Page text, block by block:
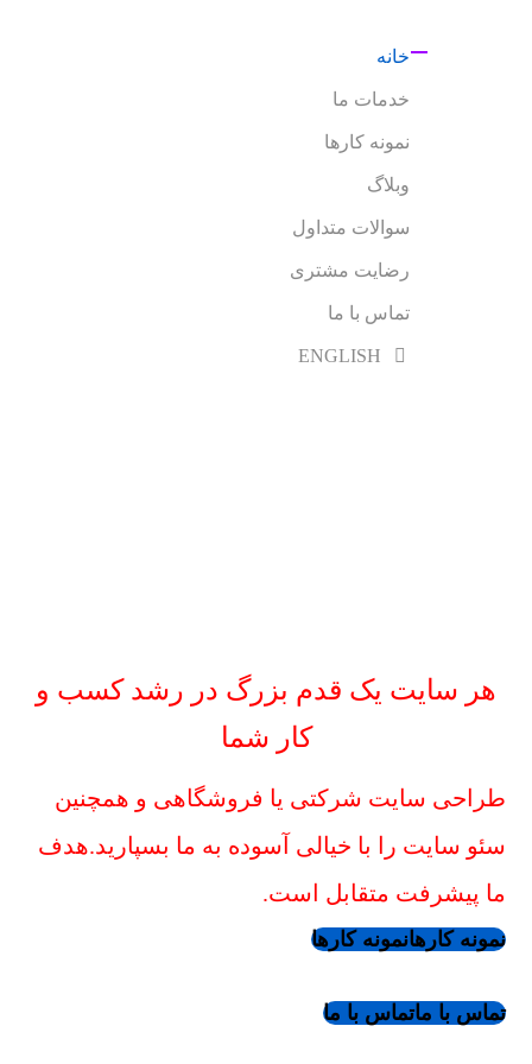
خانه
خدمات ما
نمونه کارها
وبلاگ
سوالات متداول
رضایت مشتری
تماس با ما
ENGLISH
هر سایت یک قدم بزرگ در رشد کسب و
کار شما
طراحی سایت شرکتی یا فروشگاهی و همچنین
سئو سایت را با خیالی آسوده به ما بسپارید.هدف
ما پیشرفت متقابل است.
نمونه کارهانمونه کارها
تماس با ماتماس با ما